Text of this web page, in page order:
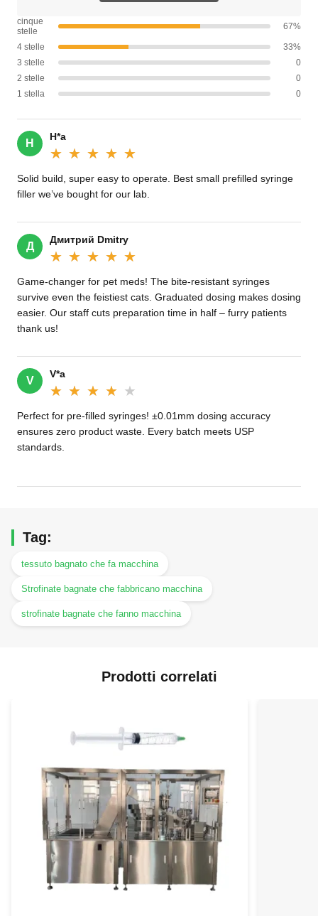
cinque
stelle
67%
4 stelle
33%
3 stelle
0
2 stelle
0
1 stella
0
H
H*a
★★★★★
★★★★★
Solid build, super easy to operate. Best small prefilled syringe
filler we’ve bought for our lab.
Д
Дмитрий Dmitry
★★★★★
★★★★★
Game-changer for pet meds! The bite-resistant syringes
survive even the feistiest cats. Graduated dosing makes dosing
easier. Our staff cuts preparation time in half – furry patients
thank us!
V
V*a
★★★★★
★★★★★
Perfect for pre-filled syringes! ±0.01mm dosing accuracy
ensures zero product waste. Every batch meets USP
standards.
Tag:
tessuto bagnato che fa macchina
Strofinate bagnate che fabbricano macchina
strofinate bagnate che fanno macchina
Prodotti correlati